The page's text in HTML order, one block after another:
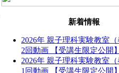
新着情報
2026年 親子理科実験教室
2回動画 【受講生限定公開
2026年 親子理科実験教室
1回動画 【受講生限定公開